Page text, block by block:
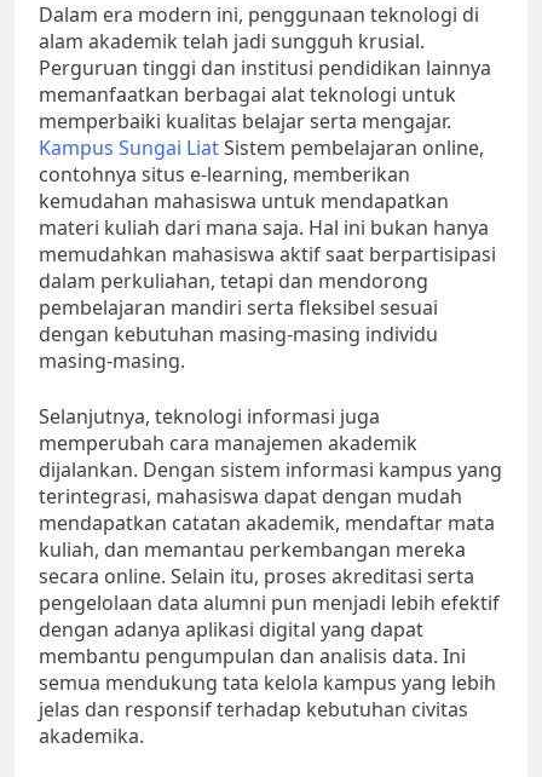
Dalam era modern ini, penggunaan teknologi di
alam akademik telah jadi sungguh krusial.
Perguruan tinggi dan institusi pendidikan lainnya
memanfaatkan berbagai alat teknologi untuk
memperbaiki kualitas belajar serta mengajar.
Kampus Sungai LiatSistem pembelajaran online,
contohnya situs e-learning, memberikan
kemudahan mahasiswa untuk mendapatkan
materi kuliah dari mana saja. Hal ini bukan hanya
memudahkan mahasiswa aktif saat berpartisipasi
dalam perkuliahan, tetapi dan mendorong
pembelajaran mandiri serta fleksibel sesuai
dengan kebutuhan masing-masing individu
masing-masing.
Selanjutnya, teknologi informasi juga
memperubah cara manajemen akademik
dijalankan. Dengan sistem informasi kampus yang
terintegrasi, mahasiswa dapat dengan mudah
mendapatkan catatan akademik, mendaftar mata
kuliah, dan memantau perkembangan mereka
secara online. Selain itu, proses akreditasi serta
pengelolaan data alumni pun menjadi lebih efektif
dengan adanya aplikasi digital yang dapat
membantu pengumpulan dan analisis data. Ini
semua mendukung tata kelola kampus yang lebih
jelas dan responsif terhadap kebutuhan civitas
akademika.